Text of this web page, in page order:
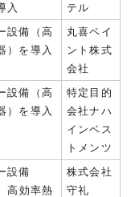
入
テル
設備（高
）を導入
丸喜ペイ
ント株式
会社
設備（高
）を導入
特定目的
会社ナハ
インベス
トメンツ
設備
高効率熱
株式会社
守礼